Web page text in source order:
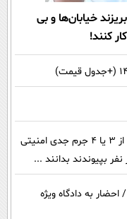
اللهی بریزند خیابان‌ها و بی
کنند!
گفته‌های یک روحانی تندرو و ردپای بیش از ۳ یا ۴ جرم جدی امنیتی
به دادگاه ویژه